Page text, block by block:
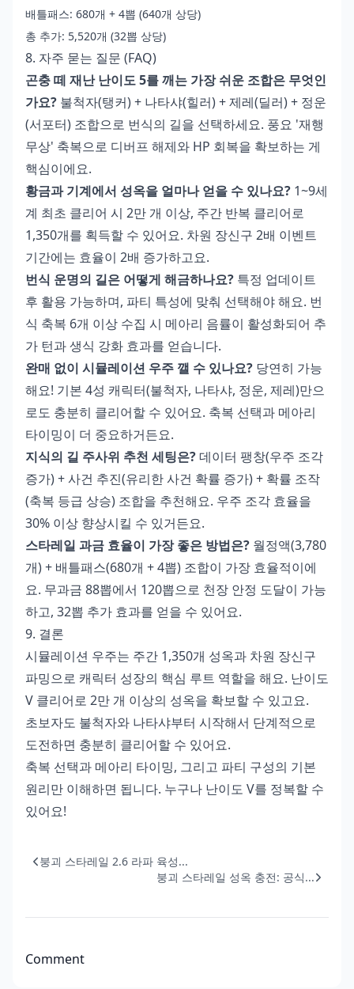
배틀패스: 680개 + 4뽑 (640개 상당)
총 추가: 5,520개 (32뽑 상당)
8. 자주 묻는 질문 (FAQ)
곤충 떼 재난 난이도 5를 깨는 가장 쉬운 조합은 무엇인
가요? 불척자(탱커) + 나타샤(힐러) + 제레(딜러) + 정운
(서포터) 조합으로 번식의 길을 선택하세요. 풍요 '재행
무상' 축복으로 디버프 해제와 HP 회복을 확보하는 게
핵심이에요.
황금과 기계에서 성옥을 얼마나 얻을 수 있나요? 1~9세
계 최초 클리어 시 2만 개 이상, 주간 반복 클리어로
1,350개를 획득할 수 있어요. 차원 장신구 2배 이벤트
기간에는 효율이 2배 증가하고요.
번식 운명의 길은 어떻게 해금하나요? 특정 업데이트
후 활용 가능하며, 파티 특성에 맞춰 선택해야 해요. 번
식 축복 6개 이상 수집 시 메아리 음률이 활성화되어 추
가 턴과 생식 강화 효과를 얻습니다.
완매 없이 시뮬레이션 우주 깰 수 있나요? 당연히 가능
해요! 기본 4성 캐릭터(불척자, 나타샤, 정운, 제레)만으
로도 충분히 클리어할 수 있어요. 축복 선택과 메아리
타이밍이 더 중요하거든요.
지식의 길 주사위 추천 세팅은?데이터 팽창(우주 조각
증가) + 사건 추진(유리한 사건 확률 증가) + 확률 조작
(축복 등급 상승) 조합을 추천해요. 우주 조각 효율을
30% 이상 향상시킬 수 있거든요.
스타레일 과금 효율이 가장 좋은 방법은? 월정액(3,780
개) + 배틀패스(680개 + 4뽑) 조합이 가장 효율적이에
요. 무과금 88뽑에서 120뽑으로 천장 안정 도달이 가능
하고, 32뽑 추가 효과를 얻을 수 있어요.
9. 결론
시뮬레이션 우주는 주간 1,350개 성옥과 차원 장신구
파밍으로 캐릭터 성장의 핵심 루트 역할을 해요. 난이도
V 클리어로 2만 개 이상의 성옥을 확보할 수 있고요.
초보자도 불척자와 나타샤부터 시작해서 단계적으로
도전하면 충분히 클리어할 수 있어요.
축복 선택과 메아리 타이밍, 그리고 파티 구성의 기본
원리만 이해하면 됩니다. 누구나 난이도 V를 정복할 수
있어요!
붕괴 스타레일 2.6 라파 육성...
붕괴 스타레일 성옥 충전: 공식...
Comment